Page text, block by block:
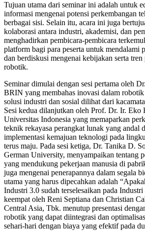
Tujuan utama dari seminar ini adalah untuk
informasi mengenai potensi perkembangan
berbagai sisi. Selain itu, acara ini juga
kolaborasi antara industri, akademisi, dan
menghadirkan pembicara-pembicara
platform bagi para peserta untuk mendalami
dan berdiskusi mengenai kebijakan serta
robotik.
Seminar dimulai dengan sesi pertama oleh
BRIN yang membahas inovasi dalam
solusi industri dan sosial dilihat dari
Sesi kedua dilanjutkan oleh Prof. Dr. Ir. Eko
Universitas Indonesia yang memaparkan
teknik rekayasa perangkat lunak yang andal
implementasi kemajuan teknologi pada
terus maju. Pada sesi ketiga, Dr. Tanika D.
German University, menyampaikan tentang
yang mendukung pekerjaan manusia di
juga mengenai penerapannya dalam segala
utama yang harus dipecahkan adalah
Industri 3.0 sudah terselesaikan pada Industri
keempat oleh Reni Septiana dan Christian
Central Asia, Tbk. menutup presentasi
robotik yang dapat diintegrasi dan
sehari-hari dengan biaya yang efektif pada